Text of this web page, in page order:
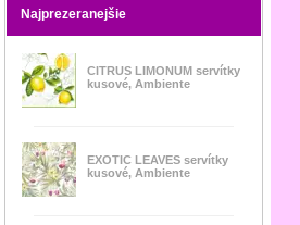
Najprezeranejšie
CITRUS LIMONUM servítky
kusové, Ambiente
EXOTIC LEAVES servítky
kusové, Ambiente